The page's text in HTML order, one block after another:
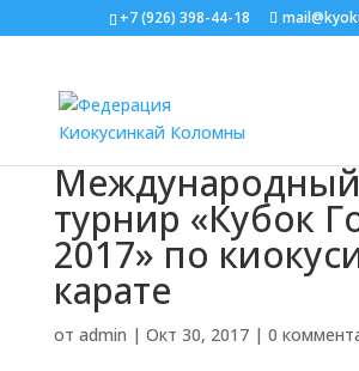
+7 (926) 398-44-18
турнир «Кубок
2017» по
карате
от admin | Окт 30, 2017| 0